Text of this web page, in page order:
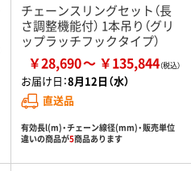
チェーンスリングセット（長
さ調整機能付） 1本吊り（グリ
ップラッチフックタイプ）
￥28,690 ￥135,844
お届け日：8月12日（水）
直送品
有効長l(m)・チェーン線径(mm)・販売単位
違いの商品が5商品あります